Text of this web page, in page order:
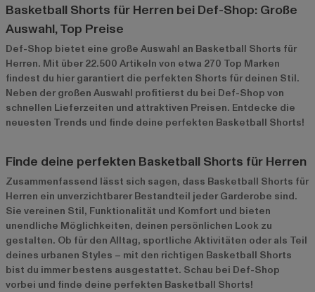
Basketball Shorts für Herren bei Def-Shop: Große
Auswahl, Top Preise
Def-Shop bietet eine große Auswahl an Basketball Shorts für
Herren. Mit über 22.500 Artikeln von etwa 270 Top Marken
findest du hier garantiert die perfekten Shorts für deinen Stil.
Neben der großen Auswahl profitierst du bei Def-Shop von
schnellen Lieferzeiten und attraktiven Preisen. Entdecke die
neuesten Trends und finde deine perfekten Basketball Shorts!
Finde deine perfekten Basketball Shorts für Herren
Zusammenfassend lässt sich sagen, dass Basketball Shorts für
Herren ein unverzichtbarer Bestandteil jeder Garderobe sind.
Sie vereinen Stil, Funktionalität und Komfort und bieten
unendliche Möglichkeiten, deinen persönlichen Look zu
gestalten. Ob für den Alltag, sportliche Aktivitäten oder als Teil
deines urbanen Styles – mit den richtigen Basketball Shorts
bist du immer bestens ausgestattet. Schau bei Def-Shop
vorbei und finde deine perfekten Basketball Shorts!